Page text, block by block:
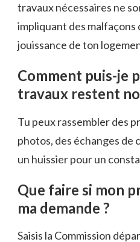
travaux nécessaires ne
impliquant des
jouissance de ton
Comment puis-je
travaux restent
Tu peux rassembler des
photos, des échanges de
un huissier pour un
Que faire si mon
ma demande ?
Saisis la Commission